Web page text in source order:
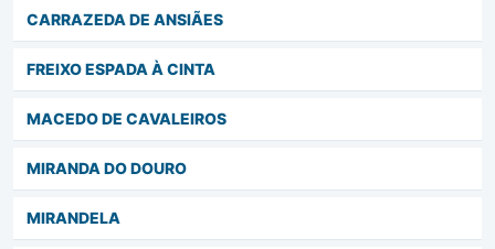
CARRAZEDA DE ANSIÃES
FREIXO ESPADA À CINTA
MACEDO DE CAVALEIROS
MIRANDA DO DOURO
MIRANDELA